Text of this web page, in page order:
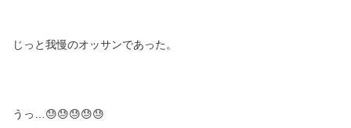
じっと我慢のオッサンであった。
うっ…😓😓😓😓😓